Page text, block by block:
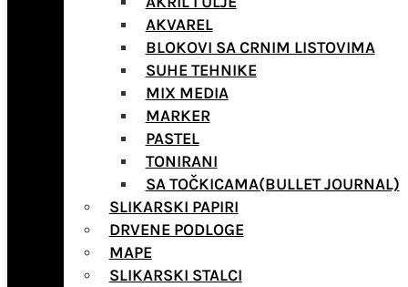
AKVAREL
BLOKOVI SA CRNIM LISTOVIMA
SUHE TEHNIKE
MIX MEDIA
MARKER
PASTEL
TONIRANI
SA TOČKICAMA(BULLET JOURNAL)
SLIKARSKI PAPIRI
DRVENE PODLOGE
MAPE
SLIKARSKI STALCI